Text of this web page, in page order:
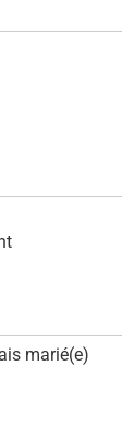
marié(e)